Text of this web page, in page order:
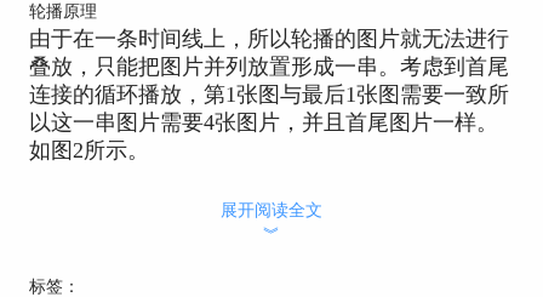
轮播原理
由于在一条时间线上，所以轮播的图片就无法进行
叠放，只能把图片并列放置形成一串。考虑到首尾
连接的循环播放，第1张图与最后1张图需要一致所
以这一串图片需要4张图片，并且首尾图片一样。
如图2所示。
展开阅读全文
︾
标签：